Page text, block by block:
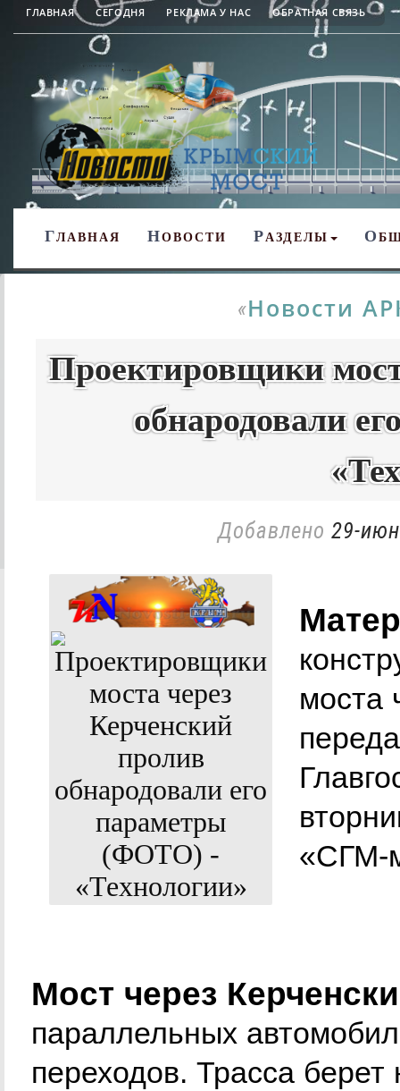
ГЛАВНАЯ СЕГОДНЯ РЕКЛАМА У НАС ОБРАТНАЯ СВЯЗЬ
ГЛАВНАЯ НОВОСТИ РАЗДЕЛЫ О
«Новости
Проектировщики
обнародовали
Добавлено 29-
моста
«СГМ-
Мост через
параллельных
переходов. Трасса